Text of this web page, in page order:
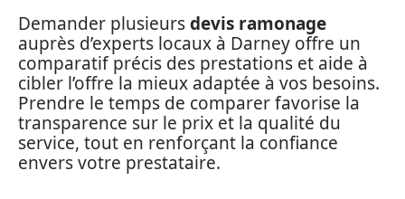
Demander plusieursdevis ramonage
auprès d’experts locaux à Darney offre un
comparatif précis des prestations et aide à
cibler l’offre la mieux adaptée à vos besoins.
Prendre le temps de comparer favorise la
transparence sur le prix et la qualité du
service, tout en renforçant la confiance
envers votre prestataire.